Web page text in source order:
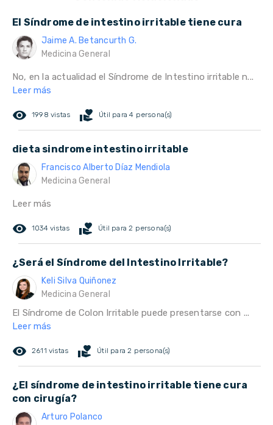
El Síndrome de intestino irritable tiene cura
Jaime A. Betancurth G.
Medicina General
No, en la actualidad el Síndrome de Intestino irritable n...
Leer más
remove_red_eye 1998 vistas volunteer_activism Útil para 4 persona(s)
dieta sindrome intestino irritable
Francisco Alberto Díaz Mendiola
Medicina General
Leer más
remove_red_eye 1034 vistas volunteer_activism Útil para 2 persona(s)
¿Será el Síndrome del Intestino Irritable?
Keli Silva Quiñonez
Medicina General
El Síndrome de Colon Irritable puede presentarse con ...
Leer más
remove_red_eye 2611 vistas volunteer_activism Útil para 2 persona(s)
¿El síndrome de intestino irritable tiene cura
con cirugía?
Arturo Polanco